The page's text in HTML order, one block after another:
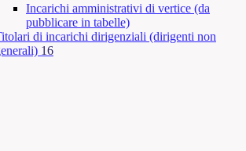
Incarichi amministrativi di vertice (da
pubblicare in tabelle)
di incarichi dirigenziali (dirigenti non
16